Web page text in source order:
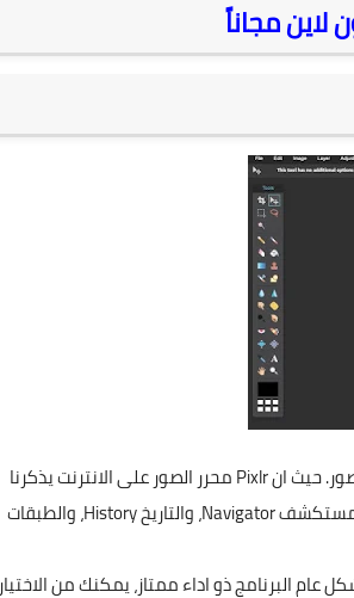
حيث انPixlrمحرر الصور على الانترنت يذكرنا
Navigator، والتاريخHistory، والطبقات
البرنامج ذو اداء ممتاز، يمكنك من الاختيار